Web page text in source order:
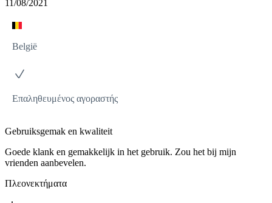
11/08/2021
België
Επαληθευμένος αγοραστής
Gebruiksgemak en kwaliteit
Goede klank en gemakkelijk in het gebruik. Zou het bij mijn
vrienden aanbevelen.
Πλεονεκτήματα